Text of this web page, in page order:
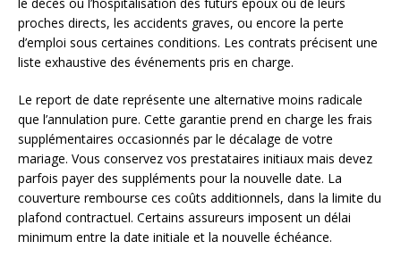
proches directs, les accidents graves, ou encore la perte
d’emploi sous certaines conditions. Les contrats précisent une
liste exhaustive des événements pris en charge.
Le report de date représente une alternative moins radicale
que l’annulation pure. Cette garantie prend en charge les frais
supplémentaires occasionnés par le décalage de votre
mariage. Vous conservez vos prestataires initiaux mais devez
parfois payer des suppléments pour la nouvelle date. La
couverture rembourse ces coûts additionnels, dans la limite du
plafond contractuel. Certains assureurs imposent un délai
minimum entre la date initiale et la nouvelle échéance.